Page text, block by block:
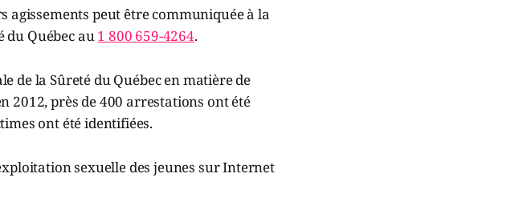
agissements peut être communiquée à la
du Québec au1 800 659-4264.
de la Sûreté du Québec en matière de
2012, près de 400 arrestations ont été
ont été identifiées.
sexuelle des jeunes sur Internet